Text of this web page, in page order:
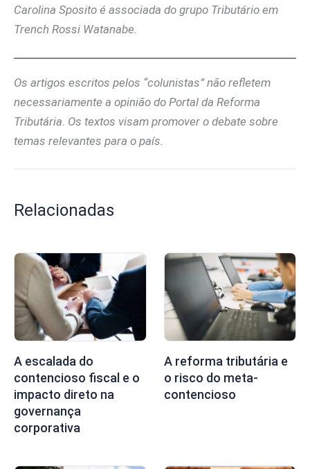
Carolina Sposito é associada do grupo Tributário em
Trench Rossi Watanabe.
Os artigos escritos pelos “colunistas” não refletem
necessariamente a opinião do Portal da Reforma
Tributária. Os textos visam promover o debate sobre
temas relevantes para o país.
Relacionadas
A escalada do
contencioso fiscal e o
impacto direto na
governança
corporativa
A reforma tributária e
o risco do meta-
contencioso